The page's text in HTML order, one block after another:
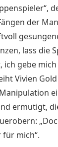
der
lass die
ich gebe
Vivien
ermutigt,
für mich“.